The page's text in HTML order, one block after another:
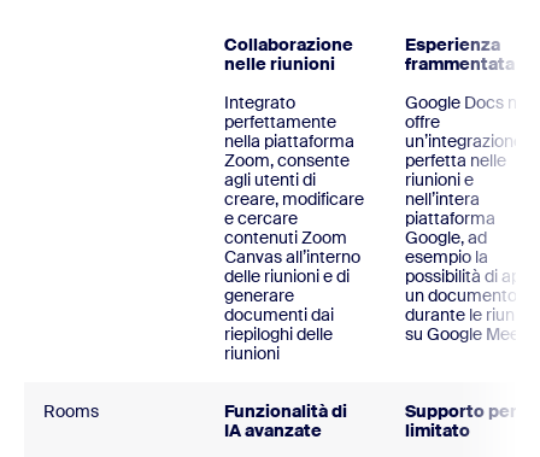
Collaborazione
nelle riunioni
Integrato
perfettamente
nella piattaforma
Zoom, consente
agli utenti di
creare, modificare
e cercare
contenuti Zoom
Canvas all’interno
delle riunioni e di
generare
documenti dai
riepiloghi delle
riunioni
Esperienza
frammentata
Google Docs non
offre
un’integrazione
perfetta nelle
riunioni e
nell’intera
piattaforma
Google, ad
esempio la
possibilità di
un documento
durante le riunioni
su Google Meet.
Rooms
Funzionalità di
IA avanzate
Supporto per
limitato